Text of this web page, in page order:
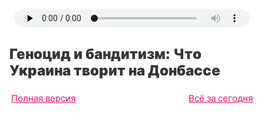
Геноцид и бандитизм: Что
Украина творит на Донбассе
Полная версия Всё за сегодня